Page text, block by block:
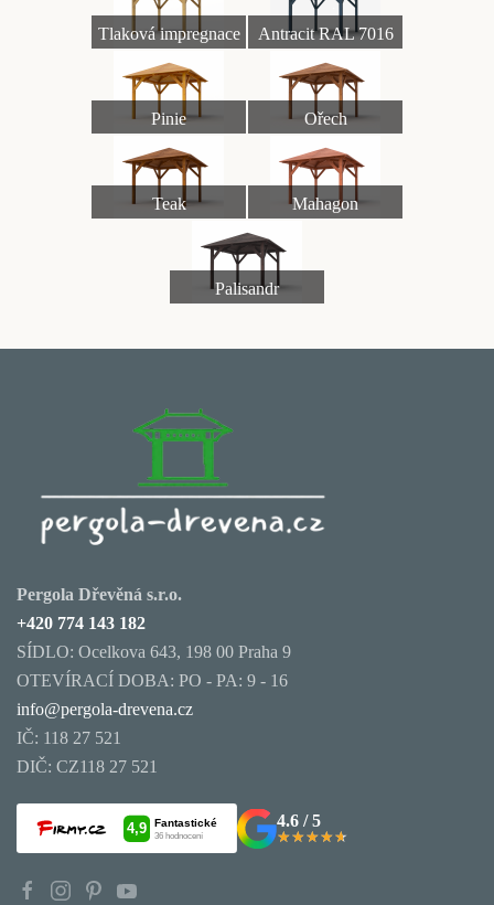
Tlaková impregnace Antracit RAL 7016
Pinie Ořech
Teak Mahagon
Palisandr
Pergola Dřevěná s.r.o.
+420 774 143 182
SÍDLO: Ocelkova 643, 198 00 Praha 9
OTEVÍRACÍ DOBA: PO - PA: 9 - 16
info@pergola-drevena.cz
IČ: 118 27 521
DIČ: CZ118 27 521
4.6 / 5
★★★★★
★★★★★